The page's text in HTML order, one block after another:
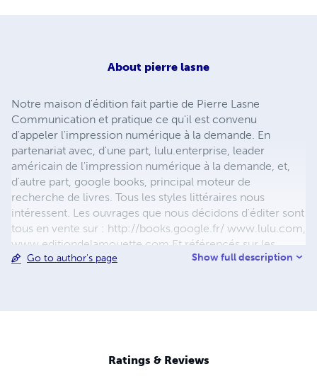
About pierre lasne
Notre maison d'édition fait partie de Pierre Lasne
Communication et pratique ce qu'il est convenu
d'appeler l'impression numérique à la demande. En
partenariat avec, d'une part, lulu.enterprise, leader
américain de l'impression numérique à la demande, et,
d'autre part, google books, principal moteur de
recherche de livres. Tous les styles littéraires nous
intéressent. Les ouvrages que nous décidons d'éditer sont
tous en vente sur : http://books.google.fr/ www.lulu.com,
www.editiondelamouette.com Et référencés sur les
réseaux DILICOM, Chapitre.com, Place des Libraires,
Go to author's page Show full description
Ratings & Reviews